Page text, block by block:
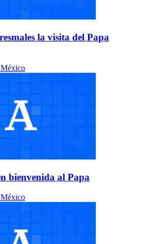
la visita del Papa
México
bienvenida al Papa
México